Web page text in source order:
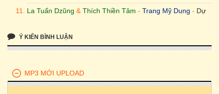
La Tuấn Dzũng & Thích Thiền Tâm - Trang Mỹ Dung - Dự
Ý KIẾN BÌNH LUẬN
MP3 MỚI UPLOAD